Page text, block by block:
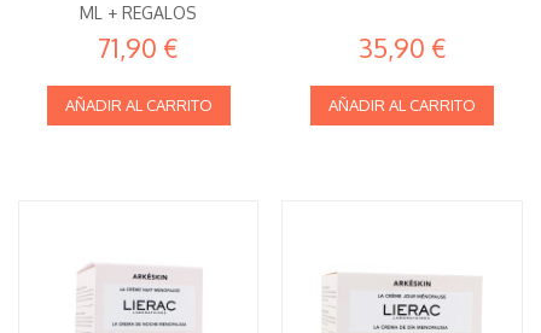
ML + REGALOS
71,90 €
AÑADIR AL CARRITO
35,90 €
AÑADIR AL CARRITO